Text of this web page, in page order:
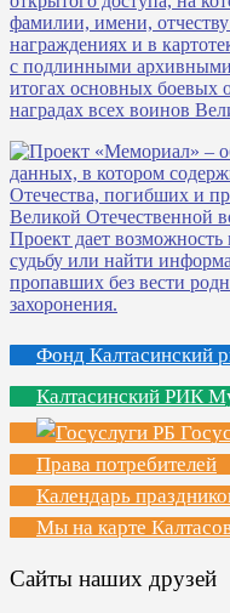
Фонд Калтасинский
Калтасинский РИК
Права потребителей
Календарь
Мы на карте
Сайты наших друзей